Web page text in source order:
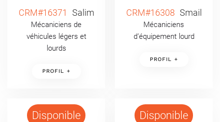
CRM#16371 Salim
Mécaniciens de
véhicules légers et
lourds
PROFIL +
CRM#16308 Smail
Mécaniciens
d’équipement lourd
PROFIL +
Disponible Disponible